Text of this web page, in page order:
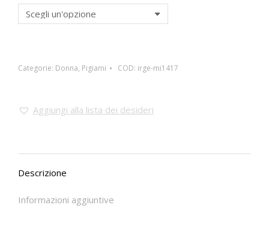
Categorie: Donna, Pigiami COD: irge-mi1417
Aggiungi alla lista dei desideri
Descrizione
Informazioni aggiuntive